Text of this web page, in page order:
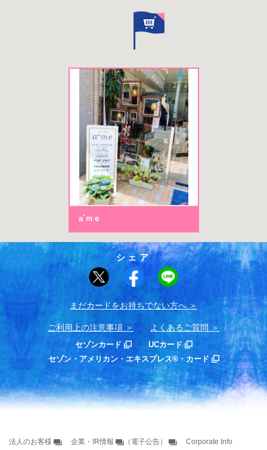
a´ｍｅ
シェア
まだカードをお持ちでない⽅へ
ご利用上の注意事項 よくあるご質問
セゾンカード
UCカード
セゾン・アメリカン・エキスプレス®・カード
法人のお客様 企業・IR情報 （電子公告） Corporate Info